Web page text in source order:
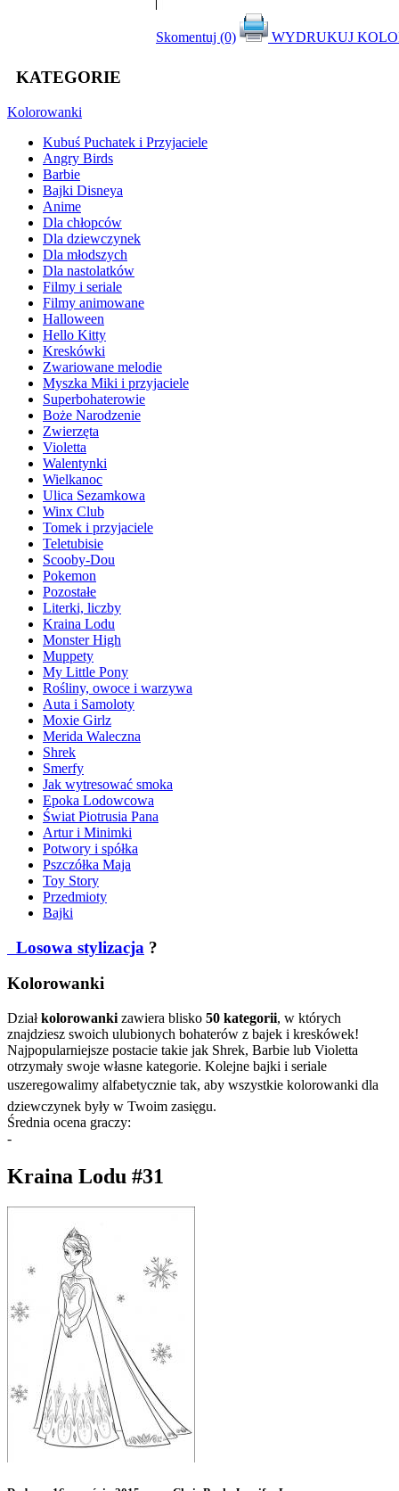
Skomentuj (0) WYDRUKUJ
KATEGORIE
Kolorowanki
Kubuś Puchatek i Przyjaciele
Angry Birds
Barbie
Bajki Disneya
Anime
Dla chłopców
Dla dziewczynek
Dla młodszych
Dla nastolatków
Filmy i seriale
Filmy animowane
Halloween
Hello Kitty
Kreskówki
Zwariowane melodie
Myszka Miki i przyjaciele
Superbohaterowie
Boże Narodzenie
Zwierzęta
Violetta
Walentynki
Wielkanoc
Ulica Sezamkowa
Winx Club
Tomek i przyjaciele
Teletubisie
Scooby-Dou
Pokemon
Pozostałe
Literki, liczby
Kraina Lodu
Monster High
Muppety
My Little Pony
Rośliny, owoce i warzywa
Auta i Samoloty
Moxie Girlz
Merida Waleczna
Shrek
Smerfy
Jak wytresować smoka
Epoka Lodowcowa
Świat Piotrusia Pana
Artur i Minimki
Potwory i spółka
Pszczółka Maja
Toy Story
Przedmioty
Bajki
Losowa stylizacja ?
Kolorowanki
Działkolorowanki zawiera blisko 50 kategorii, w których
znajdziesz swoich ulubionych bohaterów z bajek i kreskówek!
Najpopularniejsze postacie takie jak Shrek, Barbie lub Violetta
otrzymały swoje własne kategorie. Kolejne bajki i seriale
uszeregowalimy alfabetycznie tak, aby wszystkie kolorowanki dla
dziewczynek były w Twoim zasięgu.
Średnia ocena graczy:
-
Kraina Lodu #31